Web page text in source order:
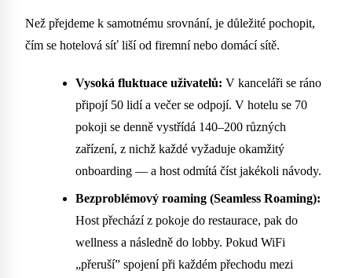
Než přejdeme k samotnému srovnání, je důležité pochopit,
čím se hotelová síť liší od firemní nebo domácí sítě.
Vysoká fluktuace uživatelů: V kanceláři se ráno
připojí 50 lidí a večer se odpojí. V hotelu se 70
pokoji se denně vystřídá 140–200 různých
zařízení, z nichž každé vyžaduje okamžitý
onboarding — a host odmítá číst jakékoli návody.
Bezproblémový roaming (Seamless Roaming):
Host přechází z pokoje do restaurace, pak do
wellness a následně do lobby. Pokud WiFi
„přeruší” spojení při každém přechodu mezi